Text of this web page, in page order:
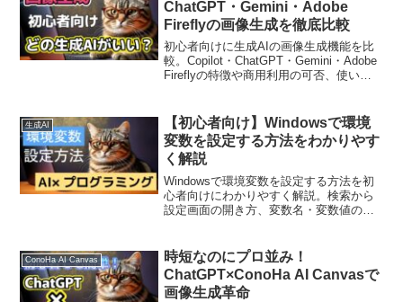
ChatGPT・Gemini・Adobe
Fireflyの画像生成を徹底比較
初心者向けに生成AIの画像生成機能を比
較。Copilot・ChatGPT・Gemini・Adobe
Fireflyの特徴や商用利用の可否、使いや
生成AI
【初心者向け】Windowsで環境
変数を設定する方法をわかりやす
く解説
Windowsで環境変数を設定する方法を初
心者向けにわかりやすく解説。検索から
設定画面の開き方、変数名・変数値の入
す。
ConoHa AI Canvas
時短なのにプロ並み！
ChatGPT×ConoHa AI Canvasで
画像生成革命